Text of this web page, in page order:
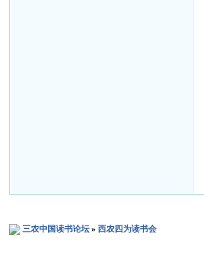
三农中国读书论坛 »西农四为读书会